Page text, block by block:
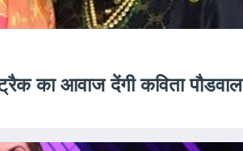
का आवाज देंगी कविता पौडवाल